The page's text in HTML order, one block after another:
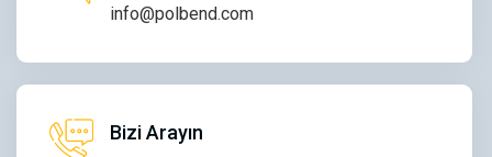
info@polbend.com
Bizi Arayın